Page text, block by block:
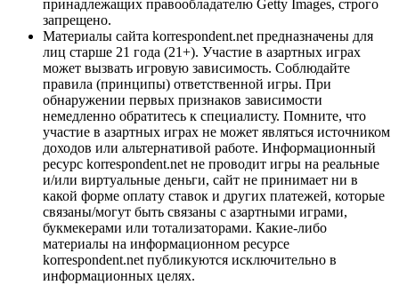
принадлежащих правообладателю Getty Images, строго
запрещено.
Материалы сайта korrespondent.net предназначены для
лиц старше 21 года (21+). Участие в азартных играх
может вызвать игровую зависимость. Соблюдайте
правила (принципы) ответственной игры. При
обнаружении первых признаков зависимости
немедленно обратитесь к специалисту. Помните, что
участие в азартных играх не может являться источником
доходов или альтернативой работе. Информационный
ресурс korrespondent.net не проводит игры на реальные
и/или виртуальные деньги, сайт не принимает ни в
какой форме оплату ставок и других платежей, которые
связаны/могут быть связаны с азартными играми,
букмекерами или тотализаторами. Какие-либо
материалы на информационном ресурсе
korrespondent.net публикуются исключительно в
информационных целях.